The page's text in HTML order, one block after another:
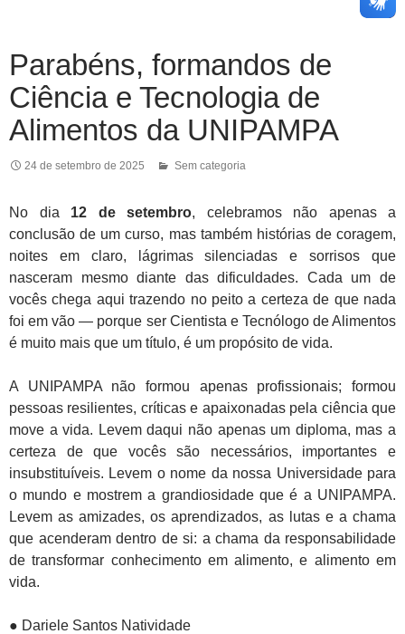
Parabéns, formandos de
Ciência e Tecnologia de
Alimentos da UNIPAMPA
24 de setembro de 2025 Sem categoria
No dia 12 de setembro, celebramos não apenas a
conclusão de um curso, mas também histórias de coragem,
noites em claro, lágrimas silenciadas e sorrisos que
nasceram mesmo diante das dificuldades. Cada um de
vocês chega aqui trazendo no peito a certeza de que nada
foi em vão — porque ser Cientista e Tecnólogo de Alimentos
é muito mais que um título, é um propósito de vida.
A UNIPAMPA não formou apenas profissionais; formou
pessoas resilientes, críticas e apaixonadas pela ciência que
move a vida. Levem daqui não apenas um diploma, mas a
certeza de que vocês são necessários, importantes e
insubstituíveis. Levem o nome da nossa Universidade para
o mundo e mostrem a grandiosidade que é a UNIPAMPA.
Levem as amizades, os aprendizados, as lutas e a chama
que acenderam dentro de si: a chama da responsabilidade
de transformar conhecimento em alimento, e alimento em
vida.
● Dariele Santos Natividade